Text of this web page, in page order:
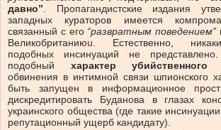
давно” . Пропагандистские издания
западных кураторов имеется
связанный с его “развратным поведением”
Великобританиюu . Естественно,
подобных инсинуаций не
подобный характер убийственного
обвинения в интимной связи шпионского
быть запущен в информационное
дискредитировать Буданова в глазах
украинского общества (где такие
репутационный ущерб кандидату).